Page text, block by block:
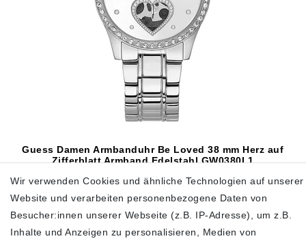
Guess Damen Armbanduhr Be Loved 38 mm Herz auf
Zifferblatt Armband Edelstahl GW0380L1
179,00 € 99,00 €
inkl. ges. MwSt. zzgl. Versandkosten
In den Warenkorb
Wir verwenden Cookies und ähnliche Technologien auf unserer
Website und verarbeiten personenbezogene Daten von
Besucher:innen unserer Webseite (z.B. IP-Adresse), um z.B.
Inhalte und Anzeigen zu personalisieren, Medien von